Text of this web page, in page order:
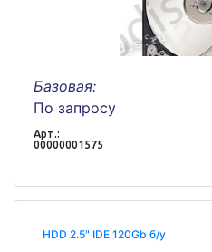
Базовая:
По запросу
Арт.:
00000001575
HDD 2.5" IDE 120Gb б/у